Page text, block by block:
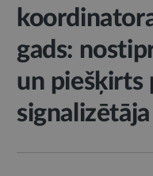
gads:
un piešķirts